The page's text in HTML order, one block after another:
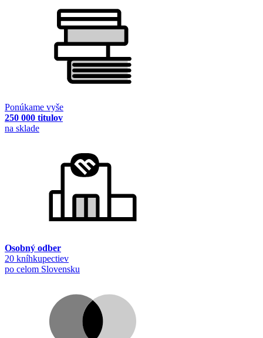
Ponúkame vyše
250 000 titulov
na sklade
Osobný odber
20 kníhkupectiev
po celom Slovensku